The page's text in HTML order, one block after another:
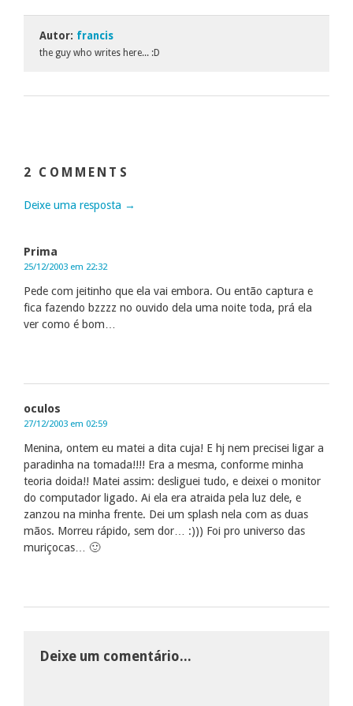
Autor: francis
the guy who writes here... :D
2 COMMENTS
Deixe uma resposta →
Prima
25/12/2003 em 22:32
Pede com jeitinho que ela vai embora. Ou então captura e
fica fazendo bzzzz no ouvido dela uma noite toda, prá ela
ver como é bom…
oculos
27/12/2003 em 02:59
Menina, ontem eu matei a dita cuja! E hj nem precisei ligar a
paradinha na tomada!!!! Era a mesma, conforme minha
teoria doida!! Matei assim: desliguei tudo, e deixei o monitor
do computador ligado. Ai ela era atraida pela luz dele, e
zanzou na minha frente. Dei um splash nela com as duas
mãos. Morreu rápido, sem dor… :))) Foi pro universo das
muriçocas… 🙂
Deixe um comentário...